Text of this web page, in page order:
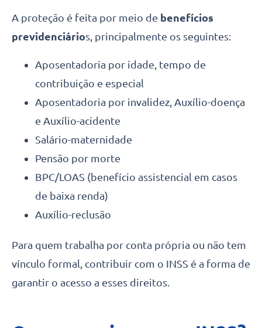
A proteção é feita por meio de benefícios
previdenciários, principalmente os seguintes:
Aposentadoria por idade, tempo de
contribuição e especial
Aposentadoria por invalidez, Auxílio-doença
e Auxílio-acidente
Salário-maternidade
Pensão por morte
BPC/LOAS (benefício assistencial em casos
de baixa renda)
Auxílio-reclusão
Para quem trabalha por conta própria ou não tem
vínculo formal, contribuir com o INSS é a forma de
garantir o acesso a esses direitos.